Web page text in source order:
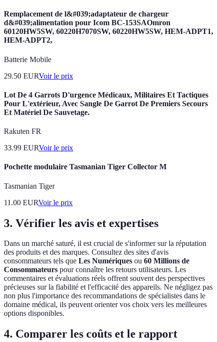
Remplacement de l&#039;adaptateur de chargeur
d&#039;alimentation pour Icom BC-153SAOmron
60120HW5SW, 60220H7070SW, 60220HW5SW, HEM-ADPT1,
HEM-ADPT2,
Batterie Mobile
29.50 EURVoir le prix
Lot De 4 Garrots D'urgence Médicaux, Militaires Et Tactiques
Pour L'extérieur, Avec Sangle De Garrot De Premiers Secours
Et Matériel De Sauvetage.
Rakuten FR
33.99 EURVoir le prix
Pochette modulaire Tasmanian Tiger Collector M
Tasmanian Tiger
11.00 EURVoir le prix
3. Vérifier les avis et expertises
Dans un marché saturé, il est crucial de s'informer sur la réputation
des produits et des marques. Consultez des sites d'avis
consommateurs tels que Les Numériques ou 60 Millions de
Consommateurs pour connaître les retours utilisateurs. Les
commentaires et évaluations réels offrent souvent des perspectives
précieuses sur la fiabilité et l'efficacité des appareils. Ne négligez pas
non plus l'importance des recommandations de spécialistes dans le
domaine médical, ils peuvent orienter vos choix vers les meilleures
options disponibles.
4. Comparer les coûts et le rapport